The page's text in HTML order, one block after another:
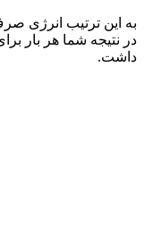
به این ترتیب انرژی
در نتیجه شما هر بار
داشت.